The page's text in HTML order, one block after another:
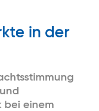
in der
bei einem